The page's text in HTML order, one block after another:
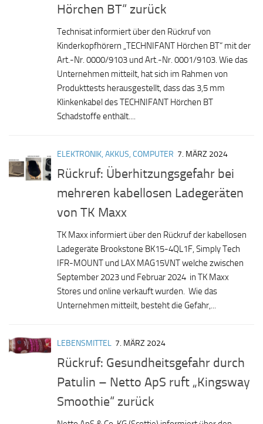
Hörchen BT“ zurück
Technisat informiert über den Rückruf von
Kinderkopfhörern „TECHNIFANT Hörchen BT“ mit der
Art.-Nr. 0000/9103 und Art.-Nr. 0001/9103. Wie das
Unternehmen mitteilt, hat sich im Rahmen von
Produkttests herausgestellt, dass das 3,5 mm
Klinkenkabel des TECHNIFANT Hörchen BT
Schadstoffe enthält....
ELEKTRONIK, AKKUS, COMPUTER 7. MÄRZ 2024
Rückruf: Überhitzungsgefahr bei
mehreren kabellosen Ladegeräten
von TK Maxx
TK Maxx informiert über den Rückruf der kabellosen
Ladegeräte Brookstone BK15-4QL1F, Simply Tech
IFR-MOUNT und LAX MAG15VNT welche zwischen
September 2023 und Februar 2024 in TK Maxx
Stores und online verkauft wurden. Wie das
Unternehmen mitteilt, besteht die Gefahr,...
LEBENSMITTEL 7. MÄRZ 2024
Rückruf: Gesundheitsgefahr durch
Patulin – Netto ApS ruft „Kingsway
Smoothie“ zurück